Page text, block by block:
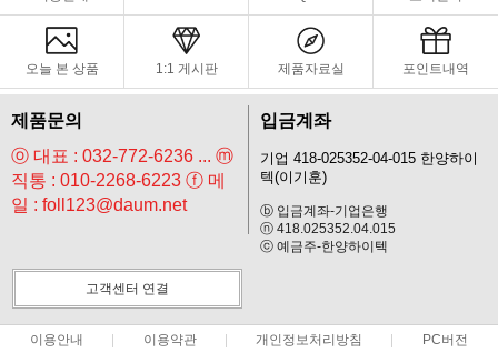
오늘 본 상품 1:1 게시판 제품자료실 포인트내역
제품문의
ⓞ 대표 : 032-772-6236 ... ⓜ
직통 : 010-2268-6223 ⓕ 메
일 : foll123@daum.net
입금계좌
기업 418-025352-04-015 한양하이
텍(이기훈)
ⓑ 입금계좌-기업은행
ⓝ 418.025352.04.015
ⓒ 예금주-한양하이텍
고객센터 연결
이용안내 이용약관 개인정보처리방침 PC버전